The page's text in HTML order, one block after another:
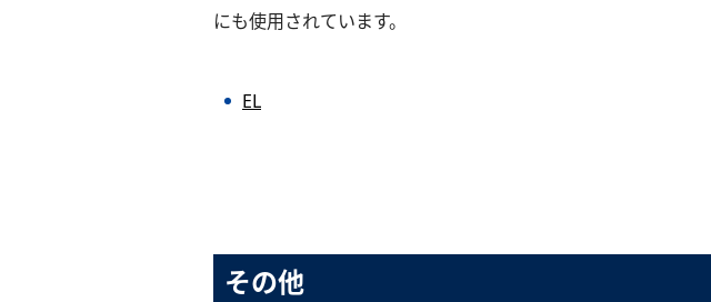
にも使用されています。
EL
その他